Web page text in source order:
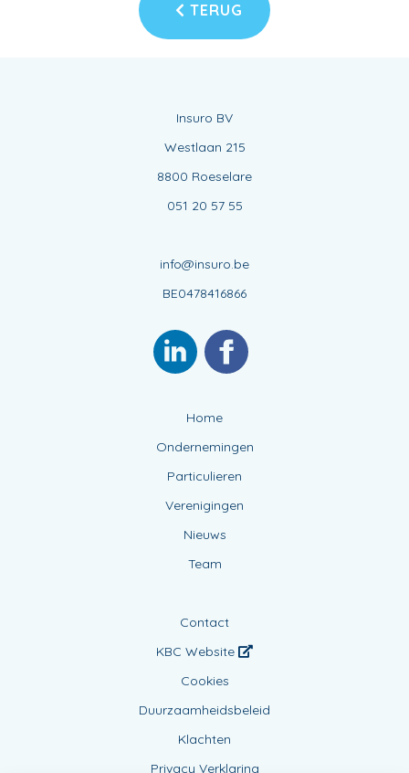
TERUG
Insuro BV
Westlaan 215
8800 Roeselare
051 20 57 55
info@insuro.be
BE0478416866
Home
Ondernemingen
Particulieren
Verenigingen
Nieuws
Team
Contact
KBC Website
Cookies
Duurzaamheidsbeleid
Klachten
Privacy Verklaring